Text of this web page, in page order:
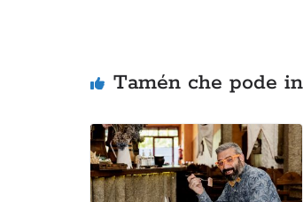
Tamén che pode